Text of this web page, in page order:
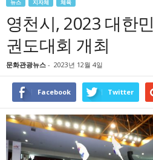
뉴스 지자체 체육
영천시, 2023 대한
권도대회 개최
문화관광뉴스 - 2023년 12월 4일
Facebook Twitter